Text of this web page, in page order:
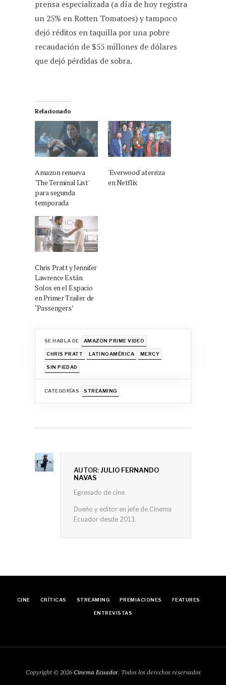
prensa especializada (a día de hoy registra
un 25% en Rotten Tomatoes) y tampoco
dejó réditos en taquilla por una pobre
recaudación de $55 millones de dólares
que dejó pérdidas de sobra.
Relacionado
Amazon renueva
'The Terminal List'
para segunda
temporada
'Everwood' aterriza
en Netflix
Chris Pratt y Jennifer
Lawrence Están
Solos en el Espacio
en Primer Trailer de
‘Passengers’
SE HABLA DE AMAZON PRIME VIDEO
CHRIS PRATT LATINOAMÉRICA MERCY
SIN PIEDAD
CATEGORÍAS STREAMING
AUTOR:JULIO FERNANDO
NAVAS
Egresado de cine.
Dueño y editor en jefe de Cinema
Ecuador desde 2013.
CINE CRÍTICAS STREAMING PREMIACIONES FEATURES
ENTREVISTAS
Copyright © 2026Cinema Ecuador. Todos los derechos reservados